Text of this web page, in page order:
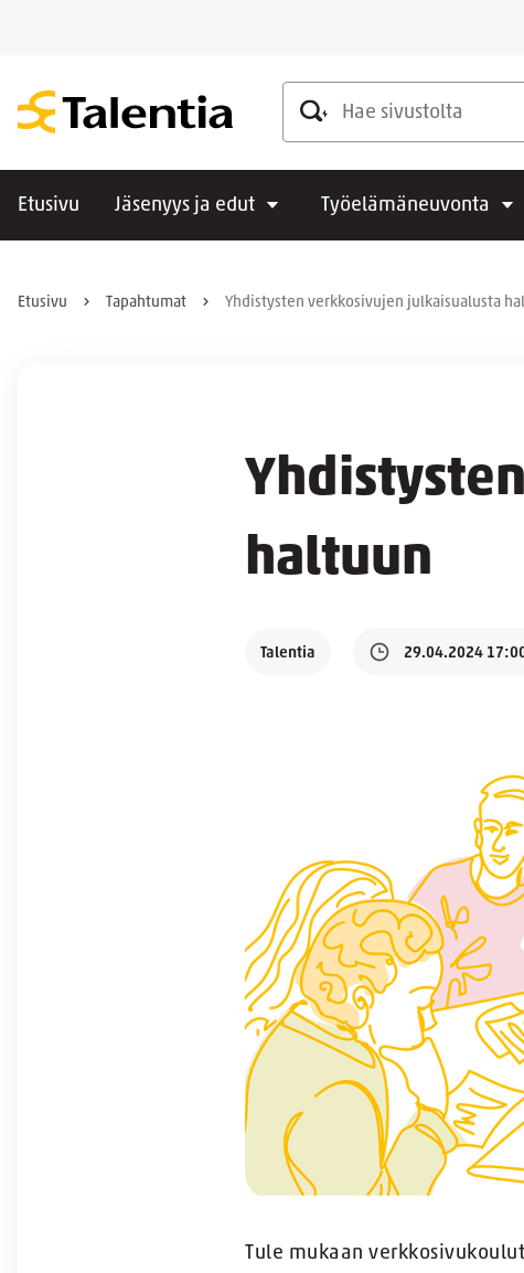
Hae sivustolta
Etusivu Jäsenyys ja edut Työelämäneuvonta
Etusivu Tapahtumat Yhdistysten verkkosivujen julkaisualusta
haltuun
Talentia 29.04.2024
Tule mukaan